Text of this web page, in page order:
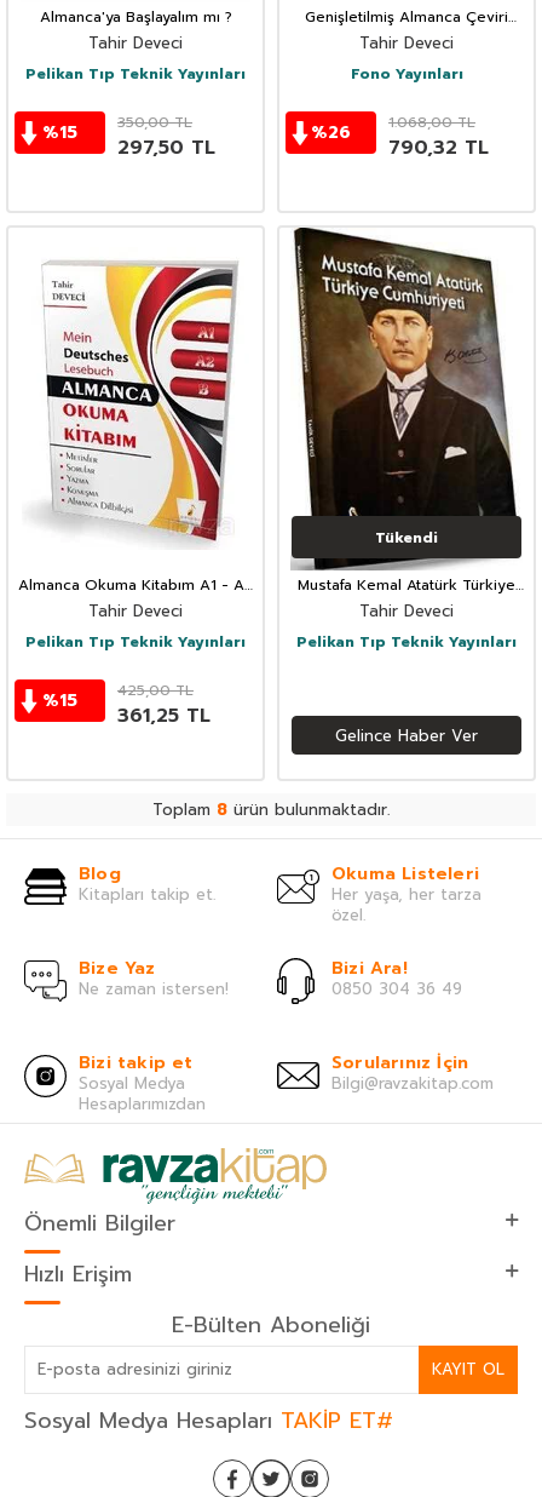
Almanca'ya Başlayalım mı ?
Tahir Deveci
Pelikan Tıp Teknik Yayınları
%15 350,00TL
297,50 TL
Genişletilmiş Almanca Çeviri
Tekniği
Tahir Deveci
Fono Yayınları
%26 1.068,00TL
790,32 TL
Almanca Okuma Kitabım A1 - A2
- B Seviyesi
Tahir Deveci
Pelikan Tıp Teknik Yayınları
%15 425,00TL
361,25 TL
Tükendi
Mustafa Kemal Atatürk Türkiye
Cumhuriyeti
Tahir Deveci
Pelikan Tıp Teknik Yayınları
Gelince Haber Ver
Toplam 8 ürün bulunmaktadır.
Blog
Kitapları takip et.
Okuma Listeleri
Her yaşa, her tarza
özel.
Bize Yaz
Ne zaman istersen!
Bizi Ara!
0850 304 36 49
Bizi takip et
Sosyal Medya
Hesaplarımızdan
Sorularınız İçin
Bilgi@ravzakitap.com
Önemli Bilgiler
Hızlı Erişim
E-Bülten Aboneliği
KAYIT OL
Sosyal Medya Hesapları TAKİP ET#